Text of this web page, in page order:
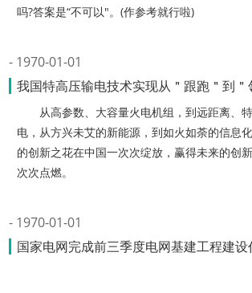
吗?答案是“不可以"。(作参考就行啦)
1970-01-01
我国特高压输电技术实现从＂跟跑＂到
从高参数、大容量火电机组，到远距离、
电，从方兴未艾的新能源，到如火如荼的信息
的创新之花在中国一次次绽放，赢得未来的创
次次点燃。
1970-01-01